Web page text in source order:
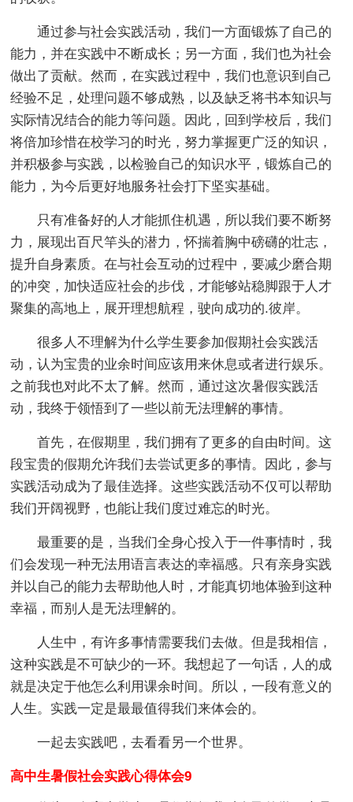
通过参与社会实践活动，我们一方面锻炼了自己的
能力，并在实践中不断成长；另一方面，我们也为社会
做出了贡献。然而，在实践过程中，我们也意识到自己
经验不足，处理问题不够成熟，以及缺乏将书本知识与
实际情况结合的能力等问题。因此，回到学校后，我们
将倍加珍惜在校学习的时光，努力掌握更广泛的知识，
并积极参与实践，以检验自己的知识水平，锻炼自己的
能力，为今后更好地服务社会打下坚实基础。
只有准备好的人才能抓住机遇，所以我们要不断努
力，展现出百尺竿头的潜力，怀揣着胸中磅礴的壮志，
提升自身素质。在与社会互动的过程中，要减少磨合期
的冲突，加快适应社会的步伐，才能够站稳脚跟于人才
聚集的高地上，展开理想航程，驶向成功的.彼岸。
很多人不理解为什么学生要参加假期社会实践活
动，认为宝贵的业余时间应该用来休息或者进行娱乐。
之前我也对此不太了解。然而，通过这次暑假实践活
动，我终于领悟到了一些以前无法理解的事情。
首先，在假期里，我们拥有了更多的自由时间。这
段宝贵的假期允许我们去尝试更多的事情。因此，参与
实践活动成为了最佳选择。这些实践活动不仅可以帮助
我们开阔视野，也能让我们度过难忘的时光。
最重要的是，当我们全身心投入于一件事情时，我
们会发现一种无法用语言表达的幸福感。只有亲身实践
并以自己的能力去帮助他人时，才能真切地体验到这种
幸福，而别人是无法理解的。
人生中，有许多事情需要我们去做。但是我相信，
这种实践是不可缺少的一环。我想起了一句话，人的成
就是决定于他怎么利用课余时间。所以，一段有意义的
人生。实践一定是最最值得我们来体会的。
一起去实践吧，去看看另一个世界。
高中生暑假社会实践心得体会9